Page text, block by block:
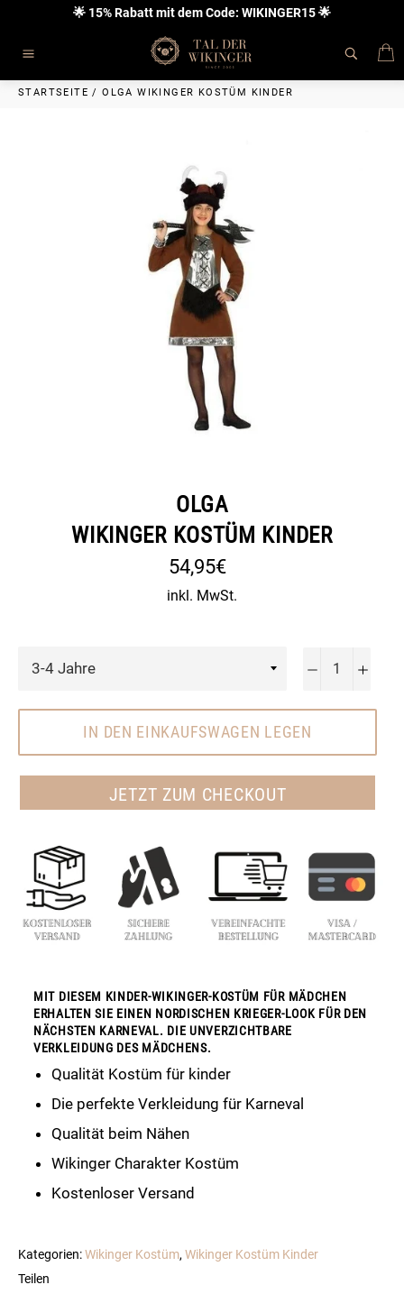
Inhalt
🌟 15% Rabatt mit dem Code: WIKINGER15 🌟
STARTSEITE /OLGA WIKINGER KOSTÜM KINDER
OLGA
WIKINGER KOSTÜM KINDER
Normaler
Preis
54,95€
inkl. MwSt.
− +
IN DEN EINKAUFSWAGEN LEGEN
JETZT ZUM CHECKOUT
MIT DIESEM KINDER-WIKINGER-KOSTÜM FÜR MÄDCHEN
ERHALTEN SIE EINEN NORDISCHEN KRIEGER-LOOK FÜR DEN
NÄCHSTEN KARNEVAL. DIE UNVERZICHTBARE
VERKLEIDUNG DES MÄDCHENS.
Qualität Kostüm für kinder
Die perfekte Verkleidung für Karneval
Qualität beim Nähen
Wikinger Charakter Kostüm
Kostenloser Versand
Kategorien:Wikinger Kostüm,Wikinger Kostüm Kinder
Teilen